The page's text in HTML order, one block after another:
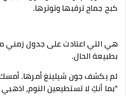
كبح جماح ترقبها وتوترها.
هي التي اعتادت على جدول زمني
بطبيعة الحال.
لم يكشف جون شيلينغ أمرها. أمسك
"بما أنكِ لا تستطيعين النوم،